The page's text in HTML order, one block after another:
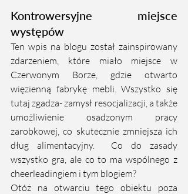
Kontrowersyjne miejsce
występów
Ten wpis na blogu został zainspirowany
zdarzeniem, które miało miejsce w
Czerwonym Borze, gdzie otwarto
więzienną fabrykę mebli. Wszystko się
tutaj zgadza- zamysł resocjalizacji, a także
umożliwienie osadzonym pracy
zarobkowej, co skutecznie zmniejsza ich
dług alimentacyjny.  Co do zasady
wszystko gra, ale co to ma wspólnego z
cheerleadingiem i tym blogiem?
Otóż na otwarciu tego obiektu poza